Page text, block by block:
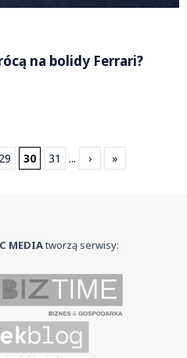
na bolidy Ferrari?
29 30 31 ... › »
MEDIAtworzą serwisy: